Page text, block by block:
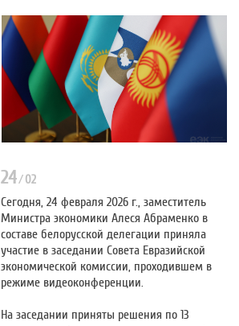
24/02
Сегодня, 24 февраля 2026 г., заместитель
Министра экономики Алеся Абраменко в
составе белорусской делегации приняла
участие в заседании Совета Евразийской
экономической комиссии, проходившем в
режиме видеоконференции.
На заседании приняты решения по 13